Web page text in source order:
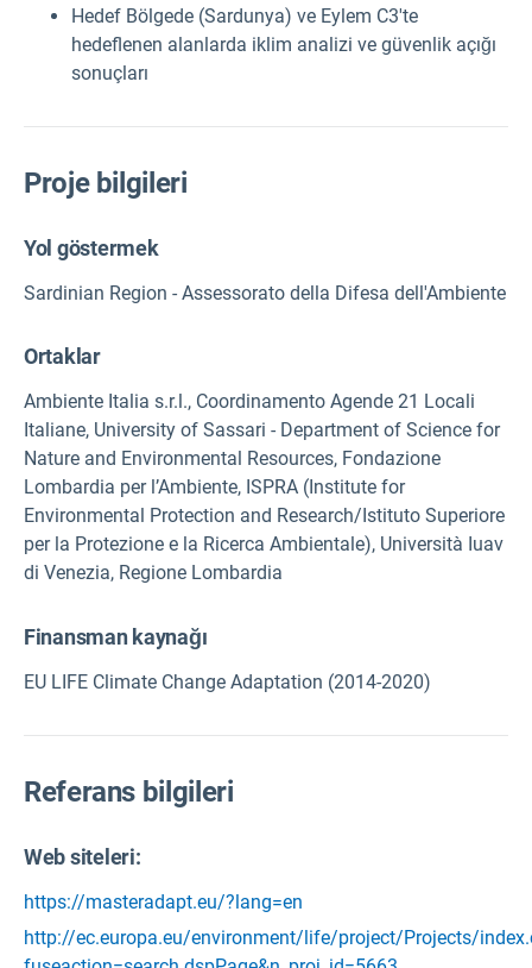
Hedef Bölgede (Sardunya) ve Eylem C3'te
hedeflenen alanlarda iklim analizi ve güvenlik açığı
sonuçları
Proje bilgileri
Yol göstermek
Sardinian Region - Assessorato della Difesa dell'Ambiente
Ortaklar
Ambiente Italia s.r.l., Coordinamento Agende 21 Locali
Italiane, University of Sassari - Department of Science for
Nature and Environmental Resources, Fondazione
Lombardia per l’Ambiente, ISPRA (Institute for
Environmental Protection and Research/Istituto Superiore
per la Protezione e la Ricerca Ambientale), Università Iuav
di Venezia, Regione Lombardia
Finansman kaynağı
EU LIFE Climate Change Adaptation (2014-2020)
Referans bilgileri
Web siteleri:
https://masteradapt.eu/?lang=en
http://ec.europa.eu/environment/life/project/Projects/